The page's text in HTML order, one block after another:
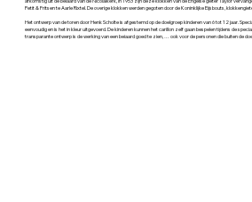
Petit & Fritsen te Aarle Rixtel. De overige klokken werden gegoten door de Koninklijke Eijsbouts,
Het ontwerp van de toren door Henk Scholte is afgestemd op de doelgroep kinderen van 6 tot 12 jaar.
eenvoudig en is het in kleur uitgevoerd. De kinderen kunnen het carillon zelf gaan bespelen tijdens de
transparante ontwerp is de werking van een beiaard goed te zien, … ook voor de personen die buiten de